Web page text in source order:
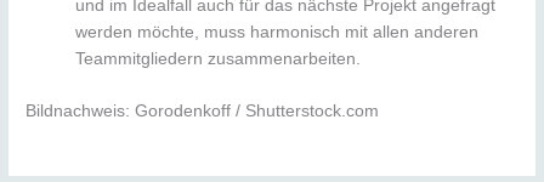
und im Idealfall auch für das nächste Projekt angefragt
werden möchte, muss harmonisch mit allen anderen
Teammitgliedern zusammenarbeiten.
Bildnachweis: Gorodenkoff / Shutterstock.com